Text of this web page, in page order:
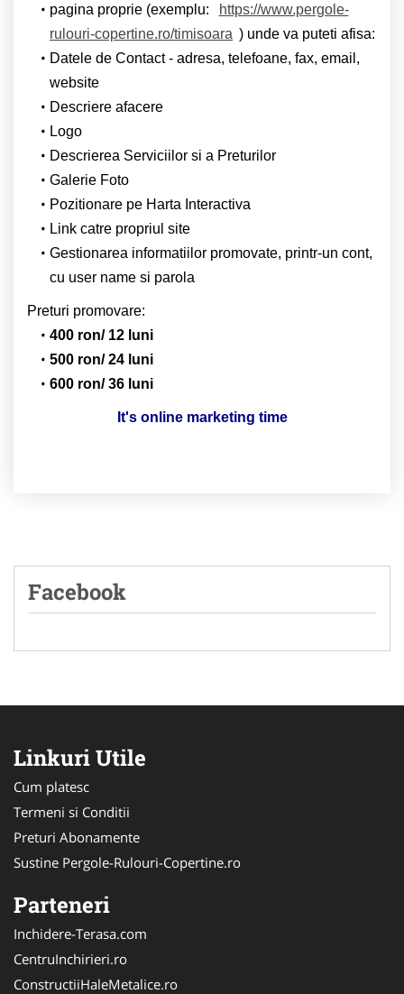
pagina proprie (exemplu:
https://www.pergole-
rulouri-copertine.ro/timisoara ) unde va puteti afisa:
Datele de Contact - adresa, telefoane, fax, email,
website
Descriere afacere
Logo
Descrierea Serviciilor si a Preturilor
Galerie Foto
Pozitionare pe Harta Interactiva
Link catre propriul site
Gestionarea informatiilor promovate, printr-un cont,
cu user name si parola
Preturi promovare:
400 ron/ 12 luni
500 ron/ 24 luni
600 ron/ 36 luni
It's online marketing time
Facebook
Linkuri Utile
Cum platesc
Termeni si Conditii
Preturi Abonamente
Sustine Pergole-Rulouri-Copertine.ro
Parteneri
Inchidere-Terasa.com
CentruInchirieri.ro
ConstructiiHaleMetalice.ro